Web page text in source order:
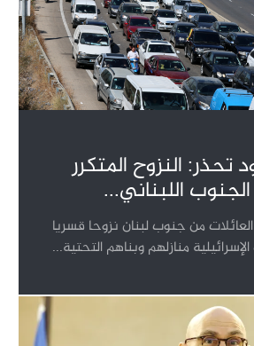
تحذر: النزوح المتكرر
اللبناني...
من جنوب لبنان نزوحا قسريا
منازلهم وبناهم التحتية...